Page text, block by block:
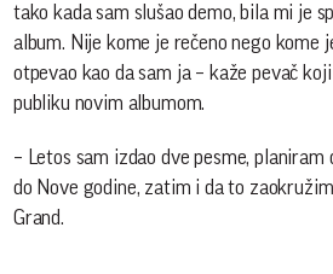
tako kada sam slušao demo, bila mi je
album. Nije kome je rečeno nego kome
otpevao kao da sam ja – kaže pevač
publiku novim albumom.
– Letos sam izdao dve pesme,
do Nove godine, zatim i da to
Grand.